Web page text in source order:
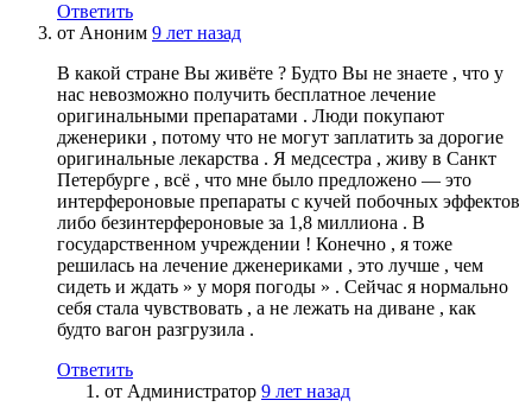
Ответить
от Аноним 9 лет назад
В какой стране Вы живёте ? Будто Вы не знаете , что у
нас невозможно получить бесплатное лечение
оригинальными препаратами . Люди покупают
дженерики , потому что не могут заплатить за дорогие
оригинальные лекарства . Я медсестра , живу в Санкт
Петербурге , всё , что мне было предложено — это
интерфероновые препараты с кучей побочных эффектов
либо безинтерфероновые за 1,8 миллиона . В
государственном учреждении ! Конечно , я тоже
решилась на лечение дженериками , это лучше , чем
сидеть и ждать » у моря погоды » . Сейчас я нормально
себя стала чувствовать , а не лежать на диване , как
будто вагон разгрузила .
Ответить
от Администратор 9 лет назад